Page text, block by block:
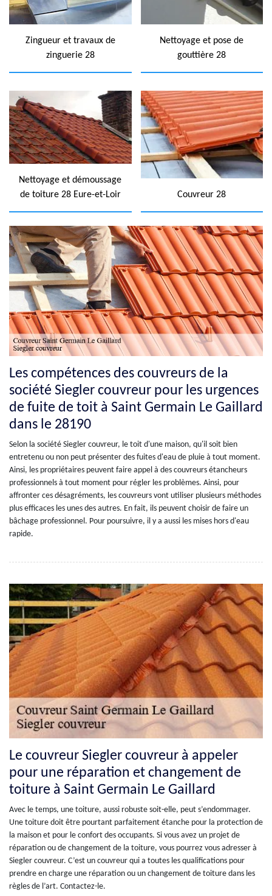
Zingueur et travaux de
zinguerie 28
Nettoyage et pose de
gouttière 28
Nettoyage et démoussage
de toiture 28 Eure-et-Loir
Couvreur 28
Les compétences des couvreurs de la
société Siegler couvreur pour les urgences
de fuite de toit à Saint Germain Le Gaillard
dans le 28190
Selon la société Siegler couvreur, le toit d'une maison, qu'il soit bien
entretenu ou non peut présenter des fuites d'eau de pluie à tout moment.
Ainsi, les propriétaires peuvent faire appel à des couvreurs étancheurs
professionnels à tout moment pour régler les problèmes. Ainsi, pour
affronter ces désagréments, les couvreurs vont utiliser plusieurs méthodes
plus efficaces les unes des autres. En fait, ils peuvent choisir de faire un
bâchage professionnel. Pour poursuivre, il y a aussi les mises hors d'eau
rapide.
Le couvreur Siegler couvreur à appeler
pour une réparation et changement de
toiture à Saint Germain Le Gaillard
Avec le temps, une toiture, aussi robuste soit-elle, peut s’endommager.
Une toiture doit être pourtant parfaitement étanche pour la protection de
la maison et pour le confort des occupants. Si vous avez un projet de
réparation ou de changement de la toiture, vous pourrez vous adresser à
Siegler couvreur. C’est un couvreur qui a toutes les qualifications pour
prendre en charge une réparation ou un changement de toiture dans les
règles de l’art. Contactez-le.